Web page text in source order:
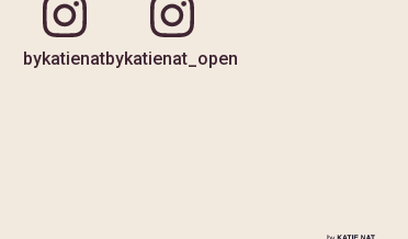
bykatienatbykatienat_open